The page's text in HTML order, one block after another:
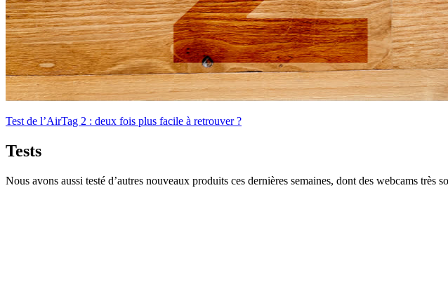
Test de l’AirTag 2 : deux fois plus facile à retrouver ?
Tests
Nous avons aussi testé d’autres nouveaux produits ces dernières semaines, dont des webcams